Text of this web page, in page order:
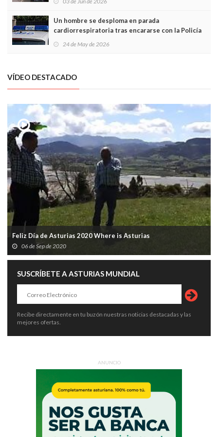
Un hombre se desploma en parada
cardiorrespiratoria tras encararse con la Policía
24 de May de 2026
VÍDEO DESTACADO
Feliz Día de Asturias 2020 Where is Asturias
06 de Sep de 2020
SUSCRÍBETE A ASTURIAS MUNDIAL
Recibe directamente en tu buzón nuestras noticias destacadas y las
mejores ofertas.
ANUNCIO